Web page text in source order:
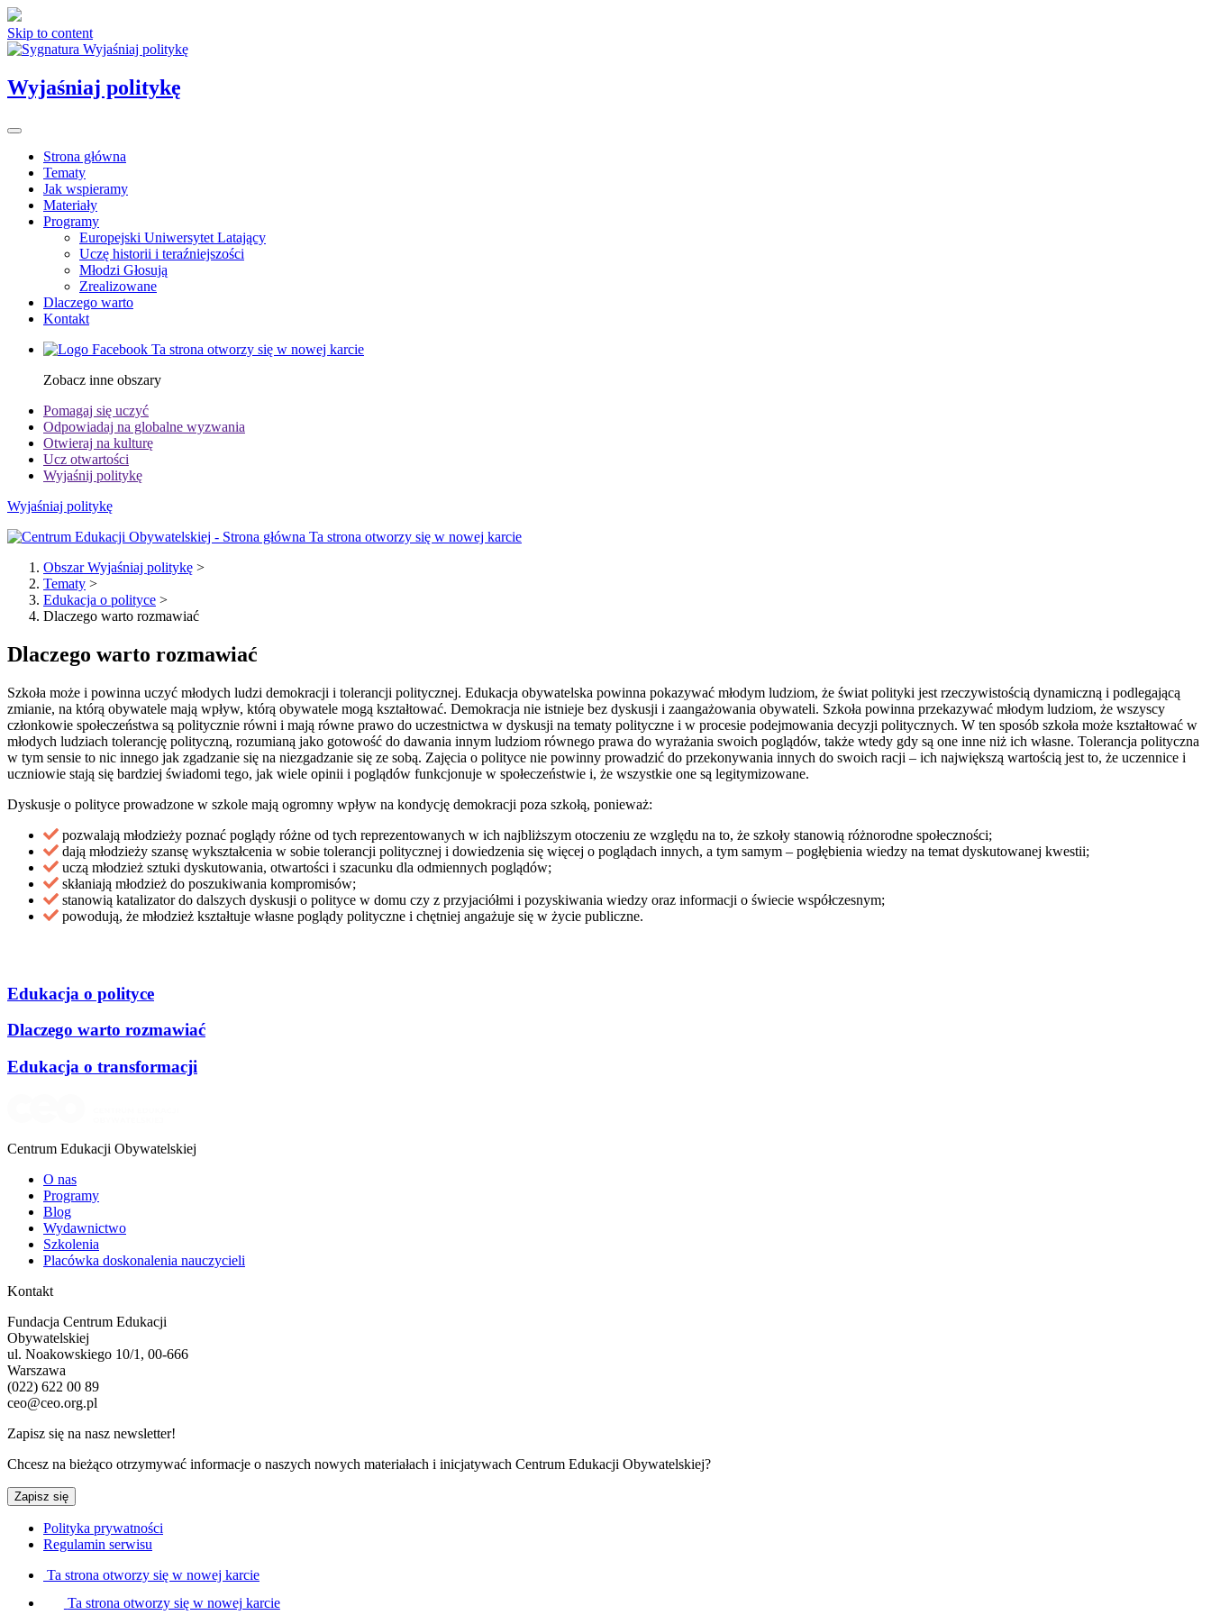
Skip to content
Wyjaśniaj politykę
Strona główna
Tematy
Jak wspieramy
Materiały
Programy
Europejski Uniwersytet Latający
Uczę historii i teraźniejszości
Młodzi Głosują
Zrealizowane
Dlaczego warto
Kontakt
Ta strona otworzy się w nowej karcie
Zobacz inne obszary
Pomagaj się uczyć
Odpowiadaj na globalne wyzwania
Otwieraj na kulturę
Ucz otwartości
Wyjaśnij politykę
Wyjaśniaj politykę
Ta strona otworzy się w nowej karcie
Obszar Wyjaśniaj politykę >
Tematy >
Edukacja o polityce >
Dlaczego warto rozmawiać
Dlaczego warto rozmawiać
Szkoła może i powinna uczyć młodych ludzi demokracji i tolerancji politycznej. Edukacja obywatelska powinna pokazywać młodym ludziom, że świat polityki jest rzeczywistością dynamiczną i podlegającą
zmianie, na którą obywatele mają wpływ, którą obywatele mogą kształtować. Demokracja nie istnieje bez dyskusji i zaangażowania obywateli. Szkoła powinna przekazywać młodym ludziom, że wszyscy
członkowie społeczeństwa są politycznie równi i mają równe prawo do uczestnictwa w dyskusji na tematy polityczne i w procesie podejmowania decyzji politycznych. W ten sposób szkoła może kształtować w
młodych ludziach tolerancję polityczną, rozumianą jako gotowość do dawania innym ludziom równego prawa do wyrażania swoich poglądów, także wtedy gdy są one inne niż ich własne. Tolerancja polityczna
w tym sensie to nic innego jak zgadzanie się na niezgadzanie się ze sobą. Zajęcia o polityce nie powinny prowadzić do przekonywania innych do swoich racji – ich największą wartością jest to, że uczennice i
uczniowie stają się bardziej świadomi tego, jak wiele opinii i poglądów funkcjonuje w społeczeństwie i, że wszystkie one są legitymizowane.
Dyskusje o polityce prowadzone w szkole mają ogromny wpływ na kondycję demokracji poza szkołą, ponieważ:
pozwalają młodzieży poznać poglądy różne od tych reprezentowanych w ich najbliższym otoczeniu ze względu na to, że szkoły stanowią różnorodne społeczności;
dają młodzieży szansę wykształcenia w sobie tolerancji politycznej i dowiedzenia się więcej o poglądach innych, a tym samym – pogłębienia wiedzy na temat dyskutowanej kwestii;
uczą młodzież sztuki dyskutowania, otwartości i szacunku dla odmiennych poglądów;
skłaniają młodzież do poszukiwania kompromisów;
stanowią katalizator do dalszych dyskusji o polityce w domu czy z przyjaciółmi i pozyskiwania wiedzy oraz informacji o świecie współczesnym;
powodują, że młodzież kształtuje własne poglądy polityczne i chętniej angażuje się w życie publiczne.
Edukacja o polityce
Dlaczego warto rozmawiać
Edukacja o transformacji
Centrum Edukacji Obywatelskiej
O nas
Programy
Blog
Wydawnictwo
Szkolenia
Placówka doskonalenia nauczycieli
Kontakt
Fundacja Centrum Edukacji
Obywatelskiej
ul. Noakowskiego 10/1, 00-666
Warszawa
(022) 622 00 89
ceo@ceo.org.pl
Zapisz się na nasz newsletter!
Chcesz na bieżąco otrzymywać informacje o naszych nowych materiałach i inicjatywach Centrum Edukacji Obywatelskiej?
Zapisz się
Polityka prywatności
Regulamin serwisu
Ta strona otworzy się w nowej karcie
Ta strona otworzy się w nowej karcie